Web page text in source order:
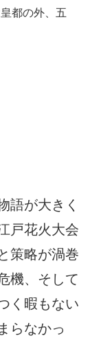
都の外、五
語が大きく
戸花火大会
策略が渦巻
機、そして
く暇もない
らなかっ